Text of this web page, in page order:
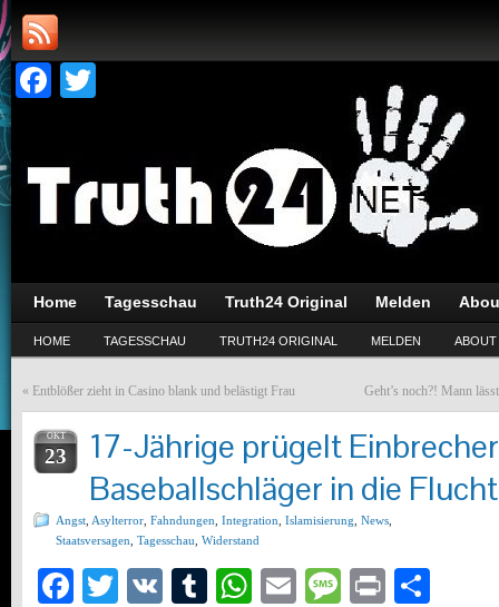
Facebook
Home Tagesschau Truth24 Original Melden
HOME TAGESSCHAU TRUTH24 ORIGINAL MELDEN ABOUT
« Entblößer zieht in Casino blank und belästigt Frau Geht’s noch?! Mann
OKT
23
17-Jährige prügelt
Baseballschläger in die Flucht
Angst Asylterror Fahndungen Integration Islamisierung News
Staatsversagen Tagesschau Widerstand
Facebook
Twitter
VK Tumblr
WhatsApp
EmailMessage
Print